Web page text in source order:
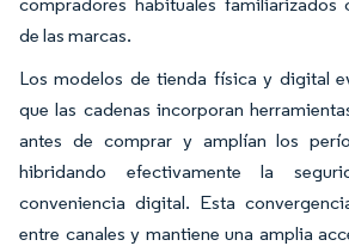
de las marcas.
Los modelos de tienda física y digital
que las cadenas incorporan
antes de comprar y amplían los
hibridando efectivamente la
conveniencia digital. Esta
entre canales y mantiene una amplia